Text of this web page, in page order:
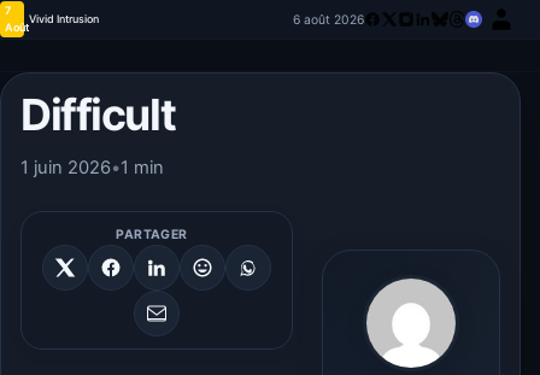
7
Août
Vivid Intrusion 6 août 2026
Difficult
1 juin 2026•1 min
PARTAGER